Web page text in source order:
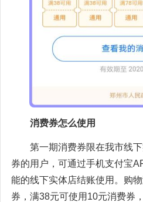
消费券怎么使用
第一期消费券限在我市线
券的用户，可通过手机支付宝
能的线下实体店结账使用。购
券，满38元可使用10元消费券